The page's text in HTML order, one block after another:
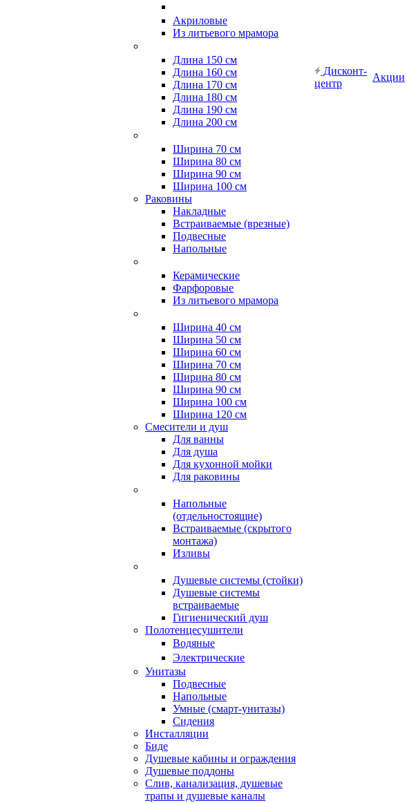
Акриловые
Из литьевого мрамора
Длина 150 см
Длина 160 см
Длина 170 см
Длина 180 см
Длина 190 см
Длина 200 см
Ширина 70 см
Ширина 80 см
Ширина 90 см
Ширина 100 см
Раковины
Накладные
Встраиваемые (врезные)
Подвесные
Напольные
Керамические
Фарфоровые
Из литьевого мрамора
Ширина 40 см
Ширина 50 см
Ширина 60 см
Ширина 70 см
Ширина 80 см
Ширина 90 см
Ширина 100 см
Ширина 120 см
Смесители и душ
Для ванны
Для душа
Для кухонной мойки
Для раковины
Напольные
(отдельностоящие)
Встраиваемые (скрытого
монтажа)
Изливы
Душевые системы (стойки)
Душевые системы
встраиваемые
Гигиенический душ
Полотенцесушители
ㅤВодяные
ㅤЭлектрические
Унитазы
Подвесные
Напольные
Умные (смарт-унитазы)
Сидения
Инсталляции
Биде
Душевые кабины и ограждения
Душевые поддоны
Слив, канализация, душевые
трапы и душевые каналы
Дисконт-
центр
Акции